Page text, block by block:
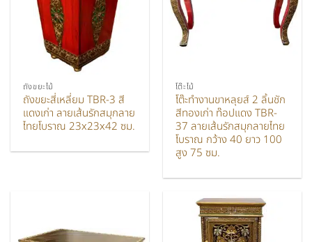
ถังขยะไม้
ถังขยะสี่เหลี่ยม TBR-3 สี
แดงเก่า ลายเส้นรักสมุกลาย
ไทยโบราณ 23x23x42 ซม.
โต๊ะไม้
โต๊ะทำงานขาหลุยส์ 2 ลิ้นชัก
สีทองเก่า ท๊อปแดง TBR-
37 ลายเส้นรักสมุกลายไทย
โบราณ กว้าง 40 ยาว 100
สูง 75 ซม.